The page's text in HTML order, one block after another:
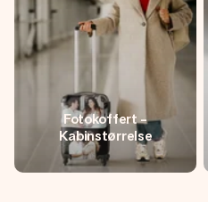
Fotokoffert -
Kabinstørrelse